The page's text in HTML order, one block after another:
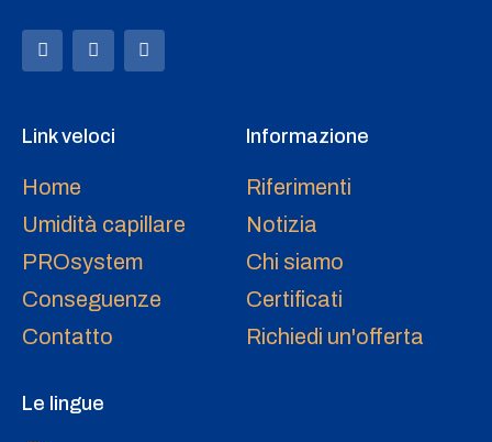
Link veloci
Home
Umidità capillare
PROsystem
Conseguenze
Contatto
Informazione
Riferimenti
Notizia
Chi siamo
Certificati
Richiedi un'offerta
Le lingue